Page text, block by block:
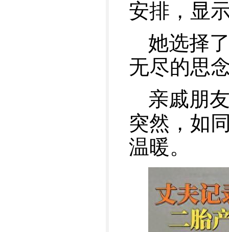
安排，显
她选择
无尽的思
亲戚朋
突然，如
温暖。